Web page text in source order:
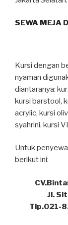
SEWA MEJA
Kursi dengan
nyaman
diantaranya:
kursi barstool,
acrylic, kursi
syahrini, kursi
Untuk
berikut ini:
Jl.
Tlp.021-